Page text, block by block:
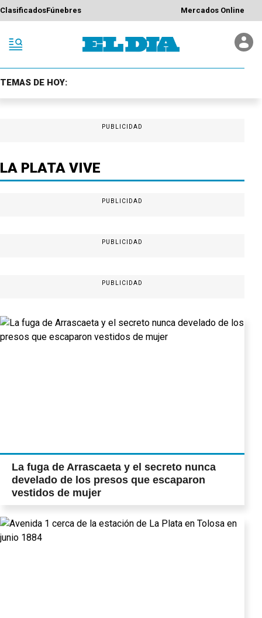
ClasificadosFúnebres Mercados Online
TEMAS DE HOY:
PUBLICIDAD
LA PLATA VIVE
PUBLICIDAD
PUBLICIDAD
PUBLICIDAD
La fuga de Arrascaeta y el secreto nunca
develado de los presos que escaparon
vestidos de mujer